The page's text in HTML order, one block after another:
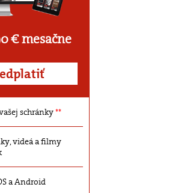
€ mesačne
schránky**
videá a filmy
a Android